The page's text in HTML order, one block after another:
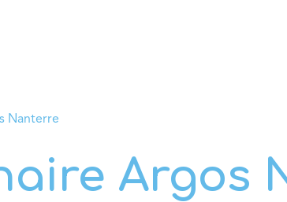
Nanterre
Argos